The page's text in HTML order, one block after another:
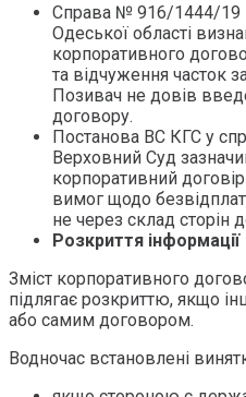
Справа № 916/1444/19
Одеської області
корпоративного
та відчуження часток
Позивач не довів
договору.
Постанова ВС КГС у
Верховний Суд
корпоративний
вимог щодо
не через склад сторін
Розкриття інформації
Зміст корпоративного
підлягає розкриттю, якщо
або самим договором.
Водночас встановлені